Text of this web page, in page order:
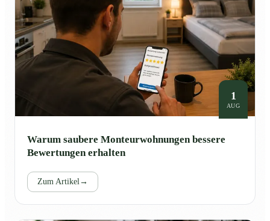
1
AUG
Warum saubere Monteurwohnungen bessere
Bewertungen erhalten
Zum Artikel→